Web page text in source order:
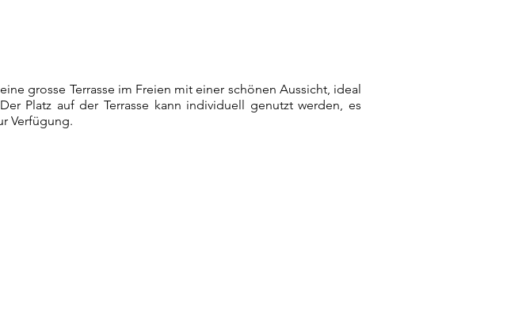
grosse Terrasse im Freien mit einer schönen Aussicht, ideal
Platz auf der Terrasse kann individuell genutzt werden, es
Verfügung.